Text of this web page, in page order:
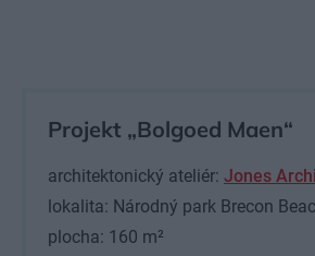
Projekt „Bolgoed Maen“
architektonický ateliér: Jones
lokalita: Národný park Brecon
plocha: 160 m²